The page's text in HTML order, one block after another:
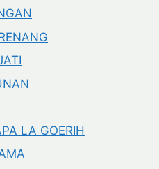
LA GOERIH